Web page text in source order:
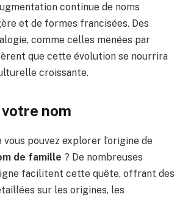
continue de noms
et de formes francisées. Des
comme celles menées par
que cette évolution se nourrira
croissante.
nom
vous pouvez explorer l’origine de
de famille ? De nombreuses
facilitent cette quête, offrant des
sur les origines, les